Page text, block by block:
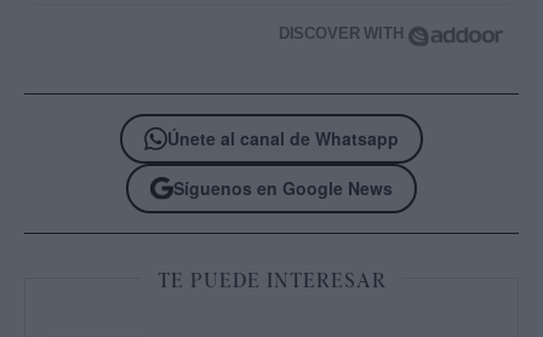
DISCOVER WITH
Únete al canal de Whatsapp
Síguenos en Google News
TE PUEDE INTERESAR